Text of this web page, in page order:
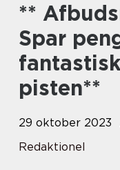
**
Spar
pisten**
29 oktober 2023
Redaktionel